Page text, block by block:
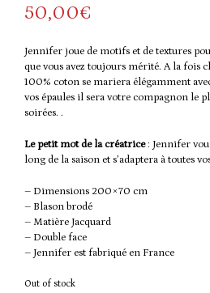
50,00€
Jennifer joue de motifs et de textures
que vous avez toujours mérité. A la fois
100% coton se mariera élégamment
vos épaules il sera votre compagnon le
soirées. .
Le petit mot de la créatrice: Jennifer
long de la saison et s’adaptera à toutes
– Dimensions 200×70 cm
– Blason brodé
– Matière Jacquard
– Double face
– Jennifer est fabriqué en France
Out of stock